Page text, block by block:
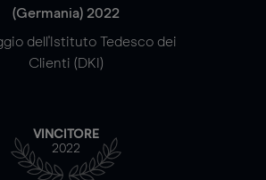
(Germania) 2022
dell'Istituto Tedesco dei
Clienti (DKI)
VINCITORE
2022